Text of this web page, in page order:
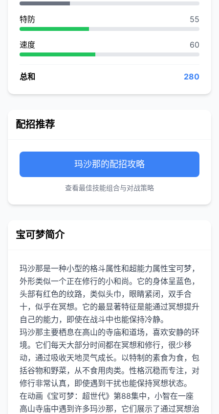
特防 55
速度 60
总和 280
配招推荐
玛沙那的配招攻略
查看最佳技能组合与对战策略
宝可梦简介
玛沙那是一种小型的格斗属性和超能力属性宝可梦，
外形类似一个正在修行的小和尚。它的身体呈蓝色，
头部有红色的纹路，类似头巾，眼睛紧闭，双手合
十，似乎在冥想。它的最显著特征是能通过冥想提升
自己的能力，即使在战斗中也能保持冷静。
玛沙那主要栖息在高山的寺庙和道场，喜欢安静的环
境。它们每天大部分时间都在冥想和修行，很少移
动，通过吸收天地灵气成长。以特制的素食为食，包
括谷物和野菜，从不食用肉类。性格沉稳而专注，对
修行非常认真，即使遇到干扰也能保持冥想状态。
在动画《宝可梦：超世代》第88集中，小智在一座
高山寺庙中遇到许多玛沙那，它们展示了通过冥想治